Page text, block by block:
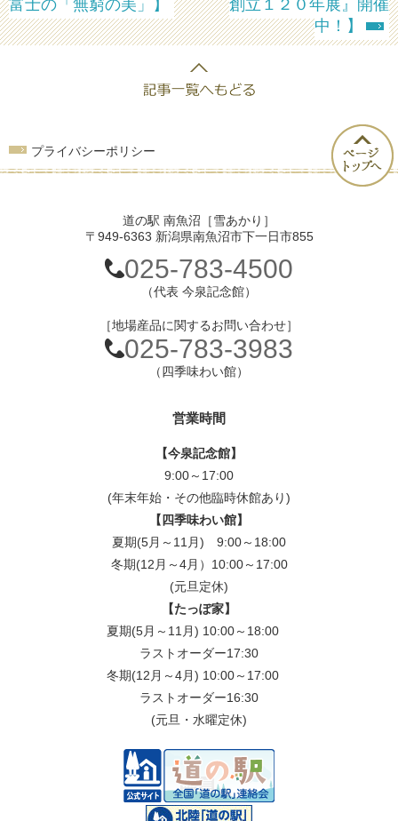
富士の「無窮の美」】
創立１２０年展』開催
中！】
プライバシーポリシー
道の駅 南魚沼［雪あかり］
〒949-6363 新潟県南魚沼市下一日市855
025-783-4500
（代表 今泉記念館）
［地場産品に関するお問い合わせ］
025-783-3983
（四季味わい館）
営業時間
【今泉記念館】
9:00～17:00
(年末年始・その他臨時休館あり)
【四季味わい館】
夏期(5月～11月) 9:00～18:00
冬期(12月～4月）10:00～17:00
(元旦定休)
【たっぽ家】
夏期(5月～11月) 10:00～18:00
ラストオーダー17:30
冬期(12月～4月) 10:00～17:00
ラストオーダー16:30
(元旦・水曜定休)